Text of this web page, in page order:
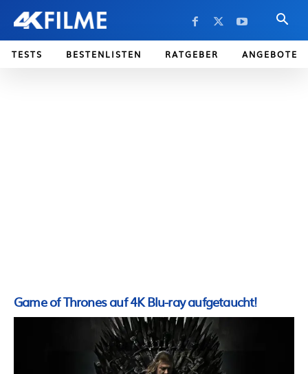
TESTS BESTENLISTEN RATGEBER ANGEBOTE
Game of Thrones auf 4K Blu-ray aufgetaucht!